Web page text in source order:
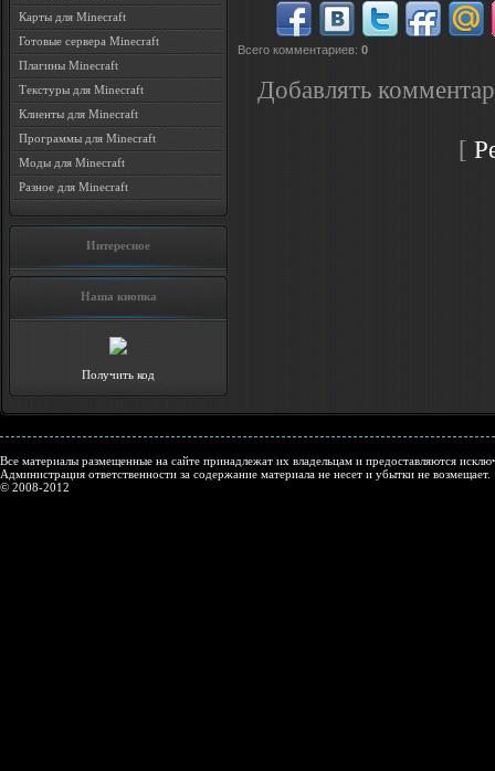
Карты для Minecraft
Готовые сервера Minecraft
Плагины Minecraft
Текстуры для Minecraft
Клиенты для Minecraft
Программы для Minecraft
Моды для Minecraft
Разное для Minecraft
Интересное
Наша кнопка
Получить код
Всего комментариев: 0
Добавлять
[
Все материалы размещенные на сайте принадлежат их владельцам и предоставляются
Администрация ответственности за содержание материала не несет и убытки не возмещает.
© 2008-2012